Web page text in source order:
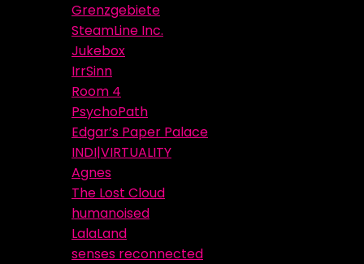
Grenzgebiete
SteamLine Inc.
Jukebox
IrrSinn
Room 4
PsychoPath
Edgar’s Paper Palace
INDI|VIRTUALITY
Agnes
The Lost Cloud
humanoised
LalaLand
senses reconnected